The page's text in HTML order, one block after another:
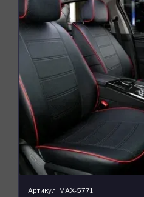
Артикул: MAX-5771